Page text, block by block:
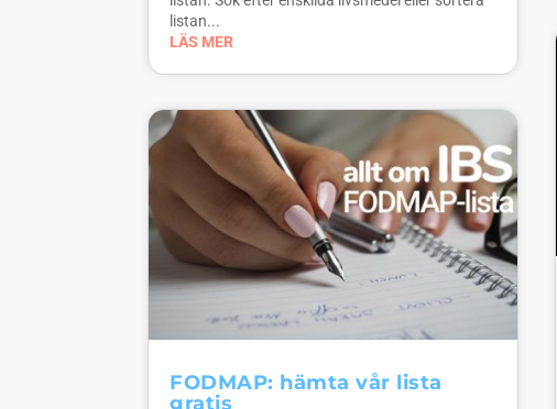
listan...
LÄS MER
FODMAP: hämta vår lista
gratis